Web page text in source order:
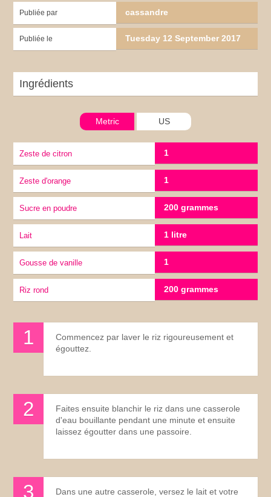
Publiée par cassandre
Publiée le Tuesday 12 September 2017
Ingrédients
Metric US
zeste de citron 1
zeste d'orange 1
sucre en poudre 200 grammes
lait 1 litre
gousse de vanille 1
riz rond 200 grammes
Commencez par laver le riz rigoureusement et
égouttez.
Faites ensuite blanchir le riz dans une casserole
d'eau bouillante pendant une minute et ensuite
laissez égoutter dans une passoire.
Dans une autre casserole, versez le lait et votre